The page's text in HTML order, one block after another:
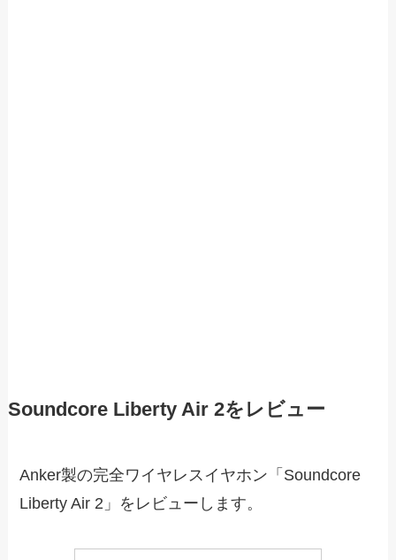
Soundcore Liberty Air 2をレビュー
Anker製の完全ワイヤレスイヤホン「Soundcore
Liberty Air 2」をレビューします。